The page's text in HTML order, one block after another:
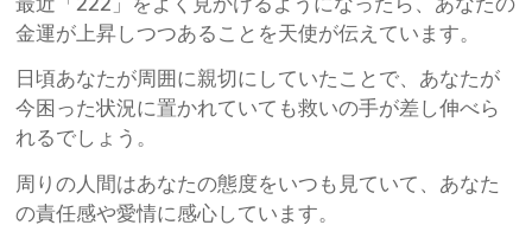
最近「222」をよく見かけるようになったら、あなたの
金運が上昇しつつあることを天使が伝えています。
日頃あなたが周囲に親切にしていたことで、あなたが
今困った状況に置かれていても救いの手が差し伸べら
れるでしょう。
周りの人間はあなたの態度をいつも見ていて、あなた
の責任感や愛情に感心しています。